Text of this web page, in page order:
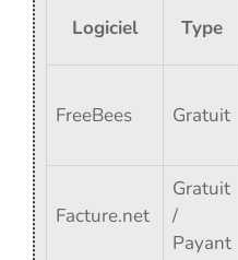
Logiciel Type
FreeBees Gratuit
Facture.net
Gratuit
/
Payant